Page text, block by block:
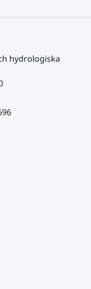
hydrologiska